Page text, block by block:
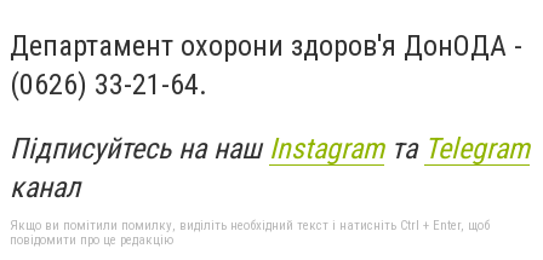
Департамент охорони здоров'я ДонОДА -
(0626) 33-21-64.
Підписуйтесь на наш Instagramта Telegram
канал
Якщо ви помітили помилку, виділіть необхідний текст і натисніть Ctrl + Enter, щоб
повідомити про це редакцію